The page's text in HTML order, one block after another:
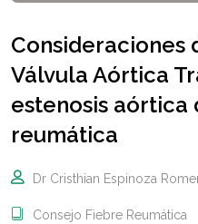
Consideraciones
Válvula Aórtica
estenosis aórtica
reumática
Dr Cristhian Espinoza
Consejo Fiebre Reumática